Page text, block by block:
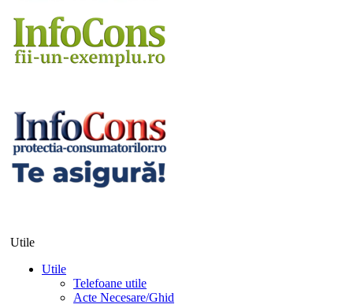
Utile
Utile
Telefoane utile
Acte Necesare/Ghid